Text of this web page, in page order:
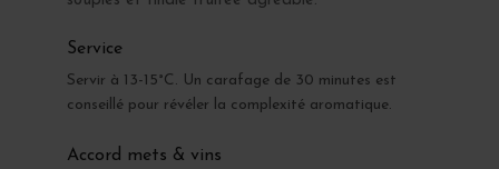
Service
Servir à 13-15°C. Un carafage de 30 minutes est
conseillé pour révéler la complexité aromatique.
Accord mets & vins